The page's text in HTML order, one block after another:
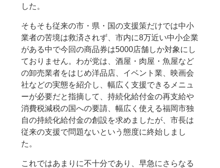
した。
そもそも従来の市・県・国の支援策だけでは中小
業者の苦境は救済されず、市内に8万近い中小企業
がある中で今回の商品券は5000店舗しか対象にし
ておりません。わが党は、酒屋・肉屋・魚屋など
の卸売業者をはじめ洋品店、イベント業、映画会
社などの実態を紹介し、幅広く支援できるメニュ
ーが必要だと指摘して、持続化給付金の再支給や
消費税減税の国への要請、幅広く使える福岡市独
自の持続化給付金の創設を求めましたが、市長は
従来の支援で問題ないという態度に終始しまし
た。
これではあまりに不十分であり、早急にさらなる